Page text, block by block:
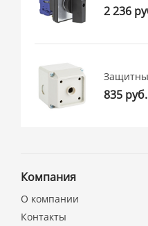
2 236
835 руб.
Компания
О компании
Контакты